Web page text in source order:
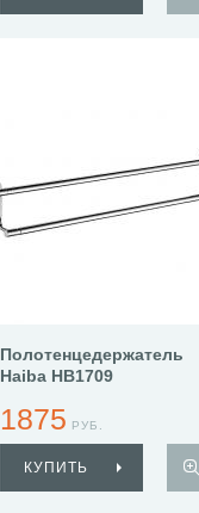
Полотенцедержатель
Haiba HB1709
1875 РУБ.
КУПИТЬ